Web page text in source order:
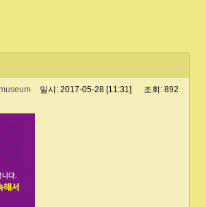
일시: 2017-05-28 [11:31] 조회: 892